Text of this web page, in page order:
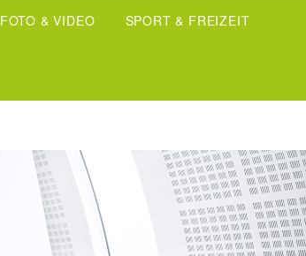
FOTO & VIDEO SPORT & FREIZEIT